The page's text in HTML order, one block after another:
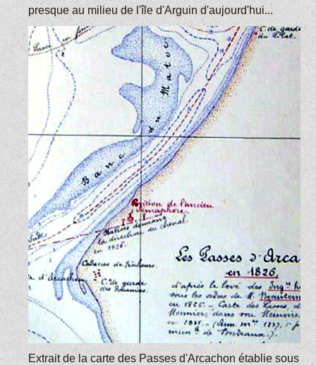
presque au milieu de l'île d'Arguin d'aujourd'hui...
Extrait de la carte des Passes d'Arcachon établie sous